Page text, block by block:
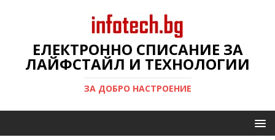
ЕЛЕКТРОННО СПИСАНИЕ ЗА
ЛАЙФСТАЙЛ И ТЕХНОЛОГИИ
ЗА ДОБРО НАСТРОЕНИЕ